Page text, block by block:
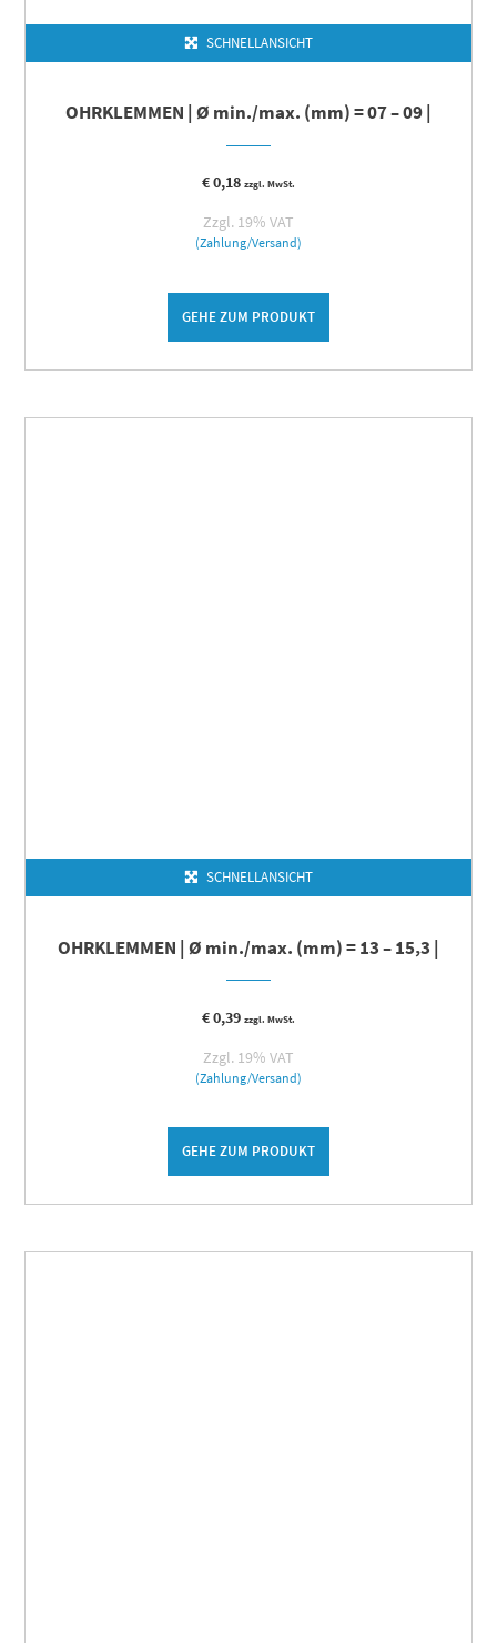
SCHNELLANSICHT
OHRKLEMMEN | Ø min./max. (mm) = 07 – 09 |
€0,18 zzgl. MwSt.
Zzgl. 19% VAT
(Zahlung/Versand)
GEHE ZUM PRODUKT
SCHNELLANSICHT
OHRKLEMMEN | Ø min./max. (mm) = 13 – 15,3 |
€0,39 zzgl. MwSt.
Zzgl. 19% VAT
(Zahlung/Versand)
GEHE ZUM PRODUKT